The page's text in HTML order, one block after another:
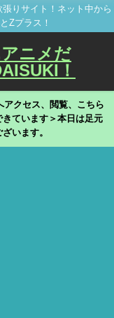
りサイト！ネット中から
Zプラス！
ニメだ
！
アクセス、閲覧、こちら
ています＞本日は足元
います。